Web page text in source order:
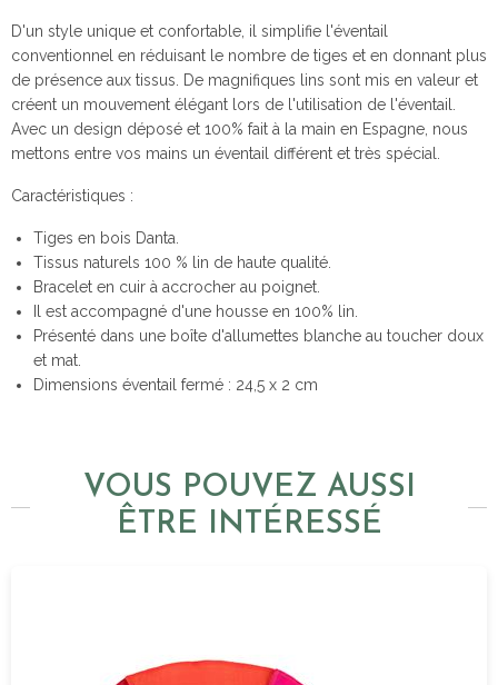
D'un style unique et confortable, il simplifie l'éventail
conventionnel en réduisant le nombre de tiges et en donnant plus
de présence aux tissus. De magnifiques lins sont mis en valeur et
créent un mouvement élégant lors de l'utilisation de l'éventail.
Avec un design déposé et 100% fait à la main en Espagne, nous
mettons entre vos mains un éventail différent et très spécial.
Caractéristiques :
Tiges en bois Danta.
Tissus naturels 100 % lin de haute qualité.
Bracelet en cuir à accrocher au poignet.
Il est accompagné d'une housse en 100% lin.
Présenté dans une boîte d'allumettes blanche au toucher doux
et mat.
Dimensions éventail fermé : 24,5 x 2 cm
VOUS POUVEZ AUSSI
ÊTRE INTÉRESSÉ